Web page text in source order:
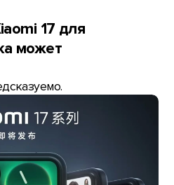
17 для
может